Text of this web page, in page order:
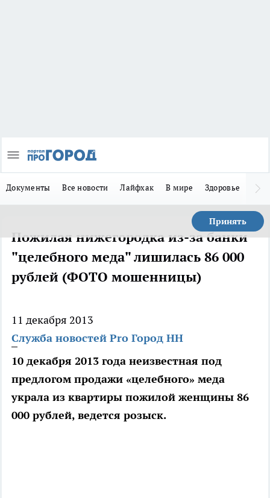
Документы Все новости Лайфхак В мире Здоровье
Принять
Пожилая нижегородка из-за банки
"целебного меда" лишилась 86 000
рублей (ФОТО мошенницы)
11 декабря 2013
Служба новостей Pro Город НН
10 декабря 2013 года неизвестная под
предлогом продажи «целебного» меда
украла из квартиры пожилой женщины 86
000 рублей, ведется розыск.